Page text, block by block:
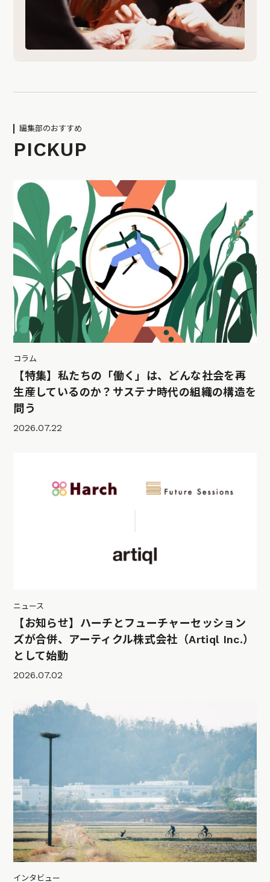
編集部のおすすめ
PICKUP
コラム
【特集】私たちの「働く」は、どんな社会を再
生産しているのか？サステナ時代の組織の構造を
問う
2026.07.22
ニュース
【お知らせ】ハーチとフューチャーセッション
ズが合併、アーティクル株式会社（Artiql Inc.）
として始動
2026.07.02
インタビュー